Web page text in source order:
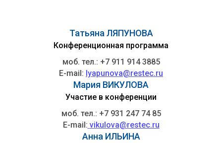
Татьяна ЛЯПУНОВА
Конференционная программа
моб. тел.: +7 911 914 3885
E-mail: lyapunova@restec.ru
Мария ВИКУЛОВА
Участие в конференции
моб. тел.: +7 931 247 74 85
E-mail: vikulova@restec.ru
Анна ИЛЬИНА